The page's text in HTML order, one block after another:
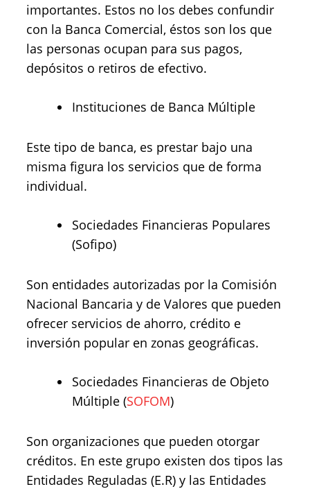
importantes. Estos no los debes confundir
con la Banca Comercial, éstos son los que
las personas ocupan para sus pagos,
depósitos o retiros de efectivo.
Instituciones de Banca Múltiple
Este tipo de banca, es prestar bajo una
misma figura los servicios que de forma
individual.
Sociedades Financieras Populares
(Sofipo)
Son entidades autorizadas por la Comisión
Nacional Bancaria y de Valores que pueden
ofrecer servicios de ahorro, crédito e
inversión popular en zonas geográficas.
Sociedades Financieras de Objeto
Múltiple (SOFOM)
Son organizaciones que pueden otorgar
créditos. En este grupo existen dos tipos las
Entidades Reguladas (E.R) y las Entidades